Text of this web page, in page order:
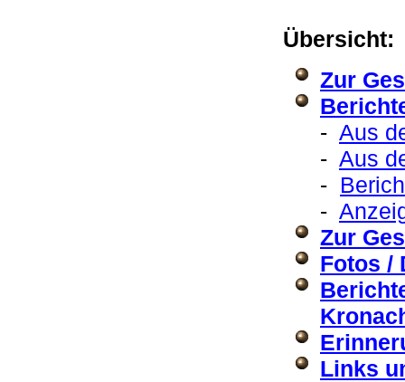
Übersicht:
Zur
- Aus
- Aus
-
-
Zur
Fotos /
Links